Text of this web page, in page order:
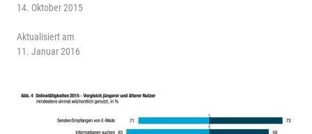
14. Oktober 2015
Aktualisiert am
11. Januar 2016